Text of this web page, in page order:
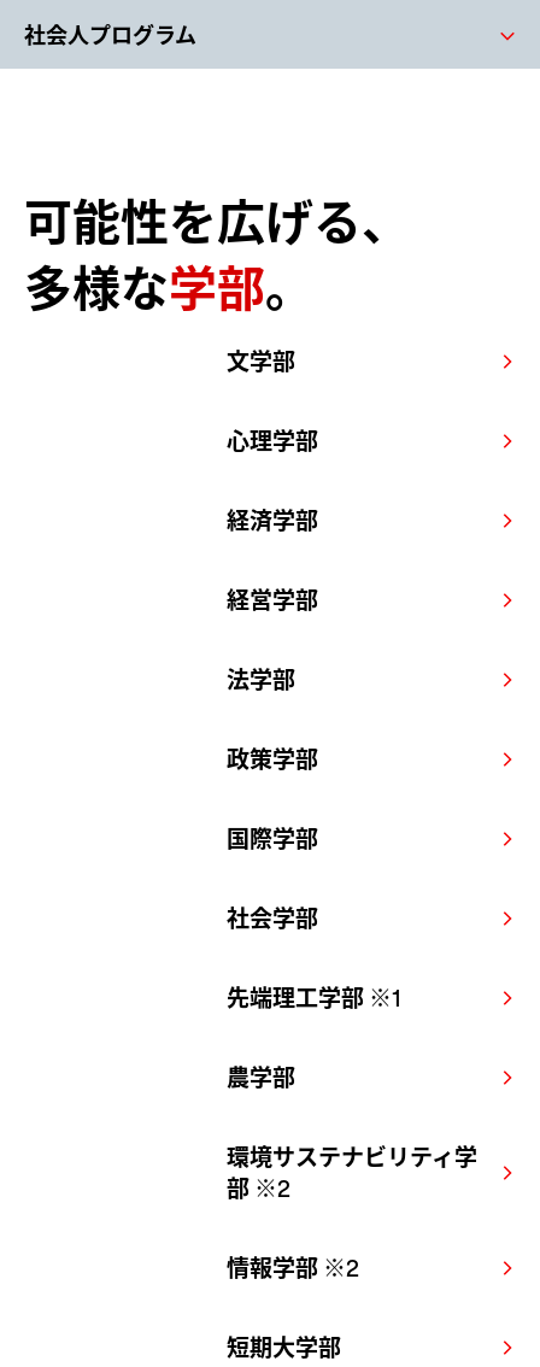
社会人プログラム arrow_forward_ios
可能性を広げる、
多様な学部。
文学部 arrow_forward_ios
心理学部 arrow_forward_ios
経済学部 arrow_forward_ios
経営学部 arrow_forward_ios
法学部 arrow_forward_ios
政策学部 arrow_forward_ios
国際学部 arrow_forward_ios
社会学部 arrow_forward_ios
先端理工学部 ※1 arrow_forward_ios
農学部 arrow_forward_ios
環境サステナビリティ学
部 ※2
arrow_forward_ios
情報学部 ※2 arrow_forward_ios
短期大学部 arrow_forward_ios